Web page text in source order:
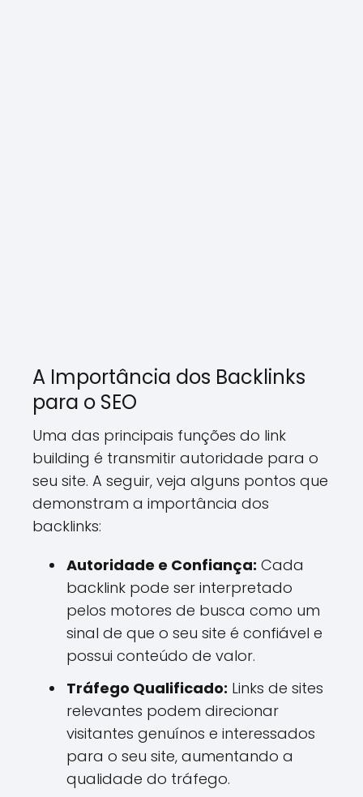
A Importância dos Backlinks
para o SEO
Uma das principais funções do link
building é transmitir autoridade para o
seu site. A seguir, veja alguns pontos que
demonstram a importância dos
backlinks:
Autoridade e Confiança: Cada
backlink pode ser interpretado
pelos motores de busca como um
sinal de que o seu site é confiável e
possui conteúdo de valor.
Tráfego Qualificado: Links de sites
relevantes podem direcionar
visitantes genuínos e interessados
para o seu site, aumentando a
qualidade do tráfego.